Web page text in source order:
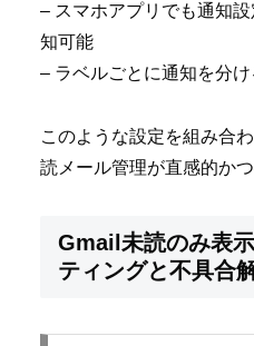
– スマホアプリでも通知
知可能
– ラベルごとに通知を分
このような設定を組み合
読メール管理が直感的か
Gmail未読のみ表
ティングと不具合